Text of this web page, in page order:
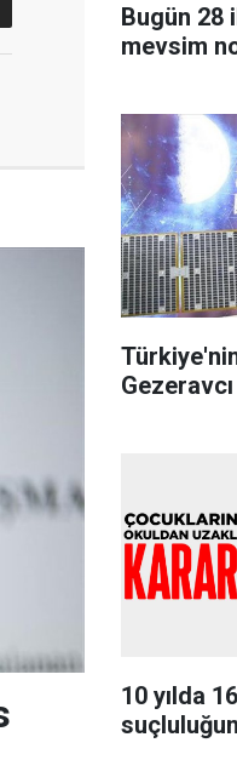
Bugün 28
mevsim
10 yılda